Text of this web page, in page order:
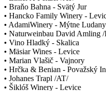
• Braňo Bahna - Svätý Jur
• Hancko Family Winery -
• AdamiWinery - Mýtne Ludany
• Naturweinbau David Amling
• Vino Hladký - Skalica
• Mäsiar Wines - Levice
• Marian Vlašič - Vajnory
• Hrčka & Benian - Považský
• Johanes Trapl /AT/
• Šiklóš Winery - Levice